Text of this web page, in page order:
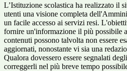
L’Istituzione scolastica ha realizzato il
utenti una visione completa
un facile accesso ai servizi resi.
fornire un'informazione il più possibile
contenuti possono talvolta non essere
aggiornati, nonostante vi sia una
Qualora dovessero essere segnalati
correggerli nel più breve tempo